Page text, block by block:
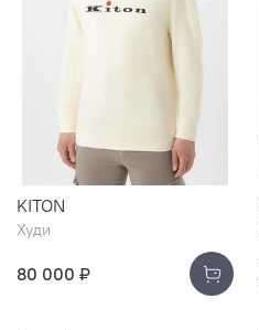
KITON
Худи
80 000 ₽